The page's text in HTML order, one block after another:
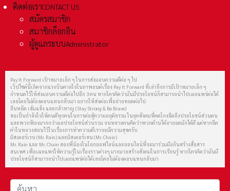
ติดต่อเราCONTACT US
สมัครสมาชิก
สมาชิกล็อกอิน
ผู้ดูแลระบบAdministrator
Pay It Forward เป้าหมายเล็ก ๆ ในการส่งมอบความดีต่อ ๆ ไป
เว็ปไซต์นี้เกิดจากแรงบันดาลใจในภาพยนต์เรื่อง Pay It Forward ที่เล่าถึงการมีเป้าหมายเล็ก ๆ
กำหนดไว้ให้ส่งมอบความดีต่อไปอีก 3 คน หากใครคิดว่ามันมีประโยชน์ก็สามารถนำไปเผยแพร่ต่อได้
เลยโดยไม่ต้องตอบแทนกลับมา อยากให้ส่งต่อเพื่อถ่ายทอดต่อไป
ยืนหยัด เข้มแข็ง และกล้าหาญ (Stay Strong & Be Brave)
ขอเป็นกำลังใจให้คนดีทุกคนในการต่อสู้ความอยุติธรรม ในยุคสังคมที่คดโกงยึดถึงประโยชน์ส่วนตน
และพวกฟ้องมากกว่าผลประโยชน์ส่วนรวม จนหลายคนคิดว่าพวกด้านได้อายอดมักได้ดี แต่หากยึด
คำในหลวงสอนไว้ในเรื่องการทำความดีเราจะมีความสุขครับ
มิสเตอร์เรน (Mr. Rain) และมิสเตอร์เชน (Mr. Chain)
Mr. Rain และ Mr. Chain สองพี่น้องในโลกออฟไลน์และออนไลน์ที่จะมาร่วมมือกันสร้างสื่อสาร
สนเทศ เพื่อเผยแพร่ให้ความรู้ในเรื่องราวต่างๆ มากมายสร้างสังคมในการเรียนรู้ หากใครคิดว่ามันมี
ประโยชน์ก็สามารถนำไปเผยแพร่ต่อได้เลยโดยไม่ต้องตอบแทนกลับมา
การค้นหา